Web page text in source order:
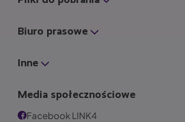
Biuro prasowe
Inne
Media społecznościowe
Facebook LINK4